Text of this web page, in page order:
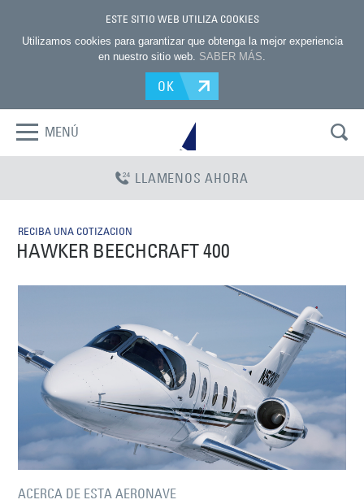
ESTE SITIO WEB UTILIZA COOKIES
Utilizamos cookies para garantizar que obtenga la mejor experiencia
en nuestro sitio web. SABER MÁS.
OK
MENÚ
LLAMENOS AHORA
RECIBA UNA COTIZACION
HAWKER BEECHCRAFT 400
ACERCA DE ESTA AERONAVE